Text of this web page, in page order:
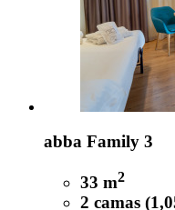
abba Family 3
33 m2
2 camas